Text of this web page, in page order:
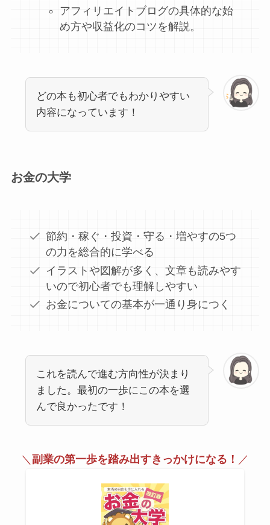
アフィリエイトブログの具体的な始
め方や収益化のコツを解説。
どの本も初心者でもわかりやすい
内容になっています！
お金の大学
節約・稼ぐ・投資・守る・増やすの5つ
の力を総合的に学べる
イラストや図解が多く、文章も読みやす
いので初心者でも理解しやすい
お金についての基本が一通り身につく
これを読んで進む方向性が決まり
ました。最初の一歩にこの本を選
んで良かったです！
＼ 副業の第一歩を踏み出すきっかけになる！ ／